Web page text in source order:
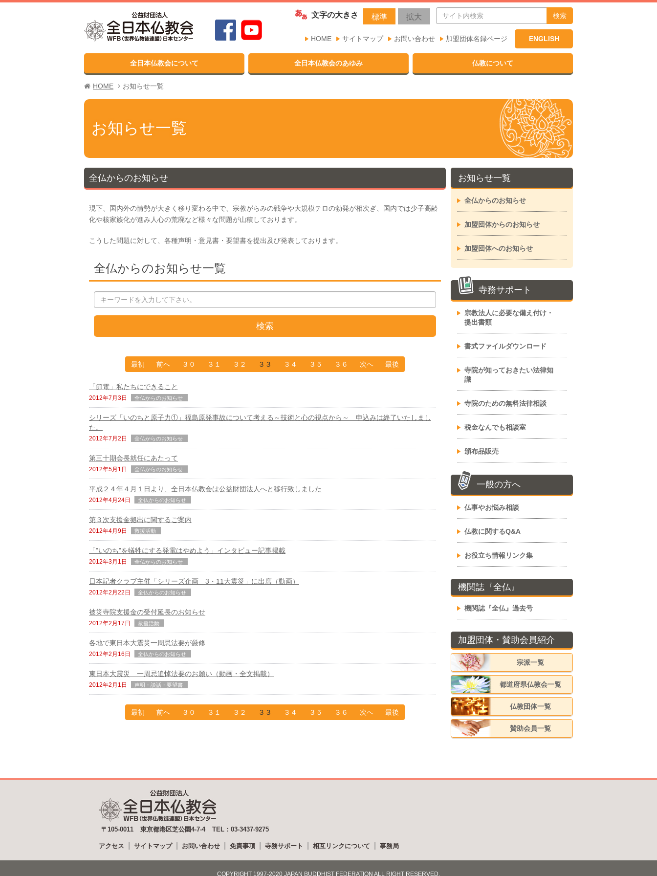
文字の大きさ 標準 拡大 検索
HOME サイトマップ お問い合わせ 加盟団体名録ページ ENGLISH
全日本仏教会について 全日本仏教会のあゆみ 仏教について
HOME お知らせ一覧
お知らせ一覧
全仏からのお知らせ
現下、国内外の情勢が大きく移り変わる中で、宗教がらみの戦争や大規模テロの勃発が相次ぎ、国内では少子高齢
化や核家族化が進み人心の荒廃など様々な問題が山積しております。
こうした問題に対して、各種声明・意見書・要望書を提出及び発表しております。
全仏からのお知らせ一覧
検索
最初 前へ ３０ ３１ ３２ ３３ ３４ ３５ ３６ 次へ 最後
「節電」私たちにできること
2012年7月3日 全仏からのお知らせ
シリーズ「いのちと原子力①」福島原発事故について考える～技術と心の視点から～ 申込みは終了いたしまし
た。
2012年7月2日 全仏からのお知らせ
第三十期会長就任にあたって
2012年5月1日 全仏からのお知らせ
平成２４年４月１日より、全日本仏教会は公益財団法人へと移行致しました
2012年4月24日 全仏からのお知らせ
第３次支援金拠出に関するご案内
2012年4月9日 救援活動
「"いのち"を犠牲にする発電はやめよう」インタビュー記事掲載
2012年3月1日 全仏からのお知らせ
日本記者クラブ主催「シリーズ企画 3・11大震災」に出席（動画）
2012年2月22日 全仏からのお知らせ
被災寺院支援金の受付延長のお知らせ
2012年2月17日 救援活動
各地で東日本大震災一周忌法要が厳修
2012年2月16日 全仏からのお知らせ
東日本大震災 一周忌追悼法要のお願い（動画・全文掲載）
2012年2月1日 声明・談話・要望書
最初 前へ ３０ ３１ ３２ ３３ ３４ ３５ ３６ 次へ 最後
お知らせ一覧
全仏からのお知らせ
加盟団体からのお知らせ
加盟団体へのお知らせ
寺務サポート
宗教法人に必要な備え付け・
提出書類
書式ファイルダウンロード
寺院が知っておきたい法律知
識
寺院のための無料法律相談
税金なんでも相談室
頒布品販売
一般の方へ
仏事やお悩み相談
仏教に関するQ&A
お役立ち情報リンク集
機関誌『全仏』
機関誌『全仏』過去号
加盟団体・賛助会員紹介
宗派一覧
都道府県仏教会一覧
仏教団体一覧
賛助会員一覧
〒105-0011 東京都港区芝公園4-7-4 TEL：03-3437-9275
アクセス サイトマップ お問い合わせ 免責事項 寺務サポート 相互リンクについて 事務局
COPYRIGHT 1997-2020 JAPAN BUDDHIST FEDERATION ALL RIGHT RESERVED.